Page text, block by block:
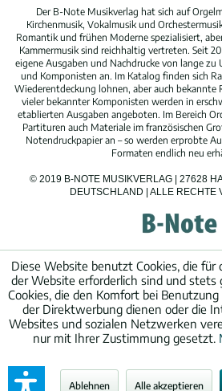
Der B-Note Musikverlag hat sich auf
Kirchenmusik, Vokalmusik und
Romantik und frühen Moderne spezialisiert,
Kammermusik sind reichhaltig vertreten. Seit
eigene Ausgaben und Nachdrucke von lange zu
und Komponisten an. Im Katalog finden sich
Wiederentdeckung lohnen, aber auch bekannte
vieler bekannter Komponisten werden in
etablierten Ausgaben angeboten. Im Bereich
Partituren auch Materiale im französischen
Notendruckpapier an – so werden erprobte
Formaten endlich neu
© 2019 B-NOTE MUSIKVERLAG | 27628
DEUTSCHLAND | ALLE RECHTE
Diese Website benutzt Cookies, die
der Website erforderlich sind und stets
Cookies, die den Komfort bei
der Direktwerbung dienen oder die
Websites und sozialen Netzwerken
nur mit Ihrer Zustimmung gesetzt.
Ablehnen Alle akzeptieren